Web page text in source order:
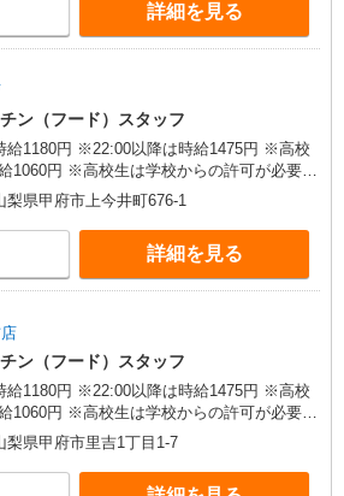
詳細を見る
ン（フード）スタッフ
給1180円 ※22:00以降は時給1475円 ※高校
1060円 ※高校生は学校からの許可が必要な
通学中の学校からの許可証が必要となりま
梨県甲府市上今井町676-1
詳細を見る
ン（フード）スタッフ
給1180円 ※22:00以降は時給1475円 ※高校
1060円 ※高校生は学校からの許可が必要な
通学中の学校からの許可証が必要となりま
梨県甲府市里吉1丁目1-7